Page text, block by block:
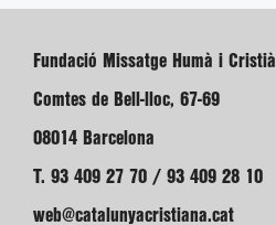
Fundació Missatge Humà i Cristià
Comtes de Bell-lloc, 67-69
08014 Barcelona
T. 93 409 27 70 / 93 409 28 10
web@catalunyacristiana.cat